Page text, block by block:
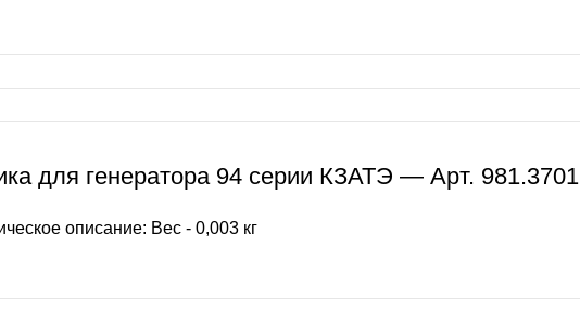
для генератора 94 серии КЗАТЭ — Арт. 981.3701
описание: Вес - 0,003 кг